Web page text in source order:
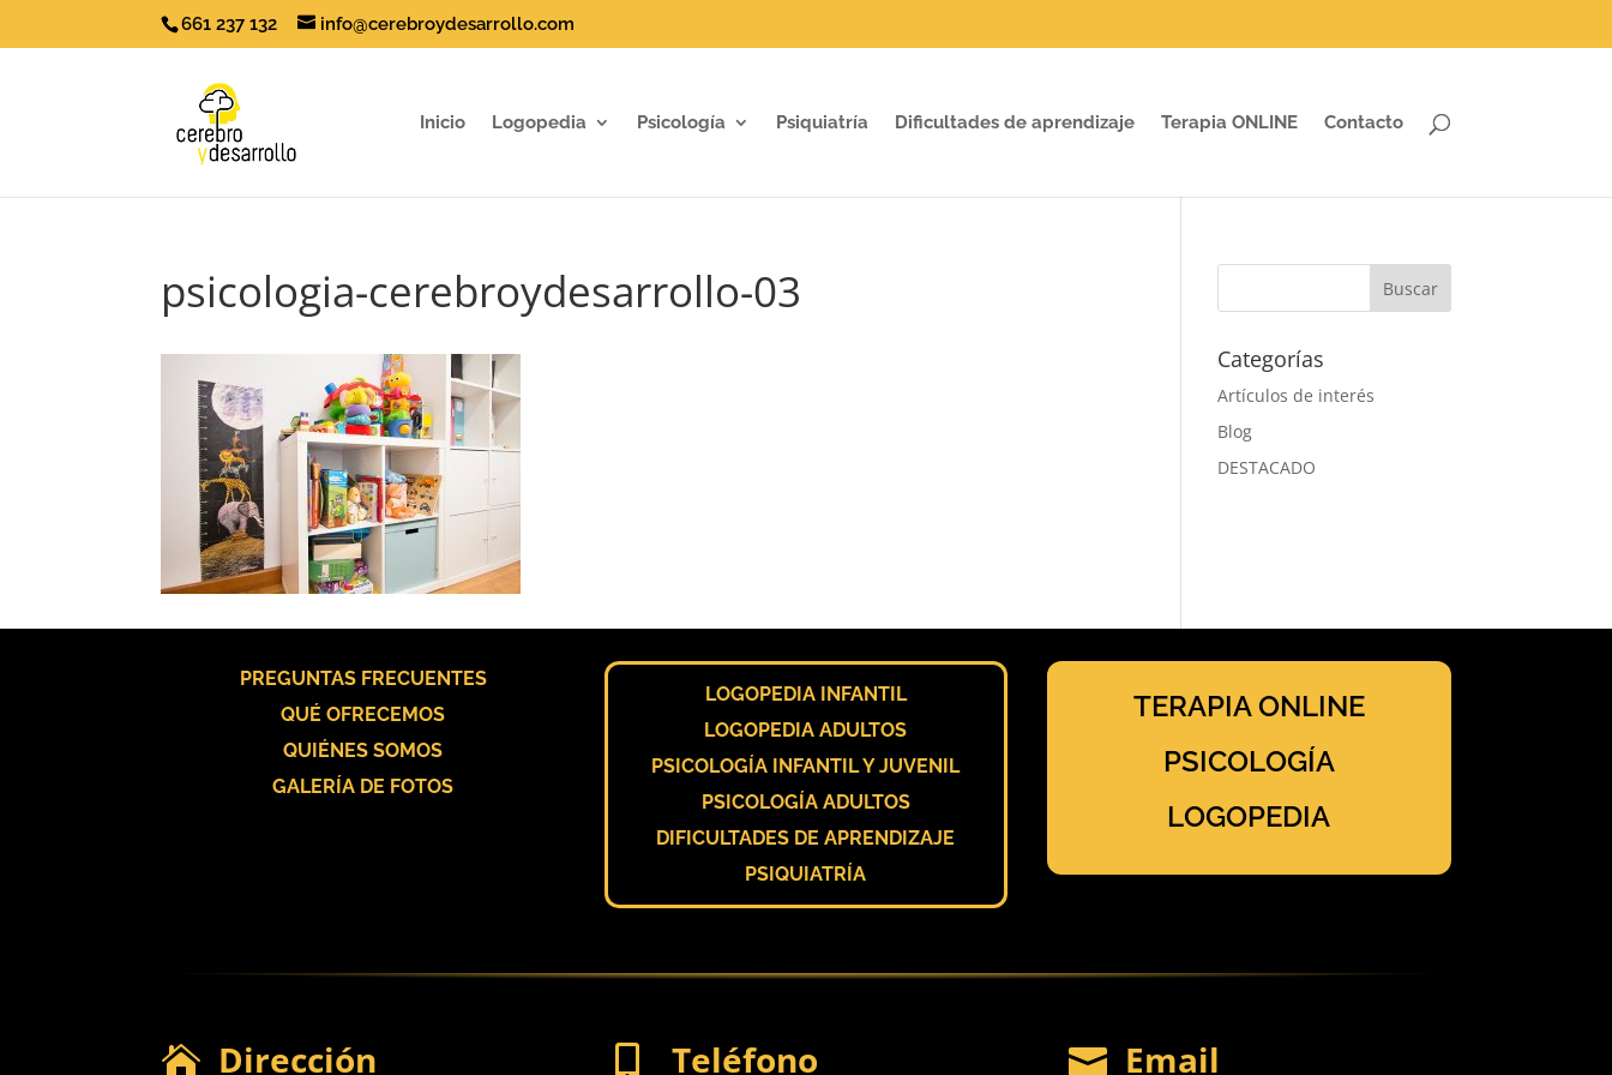
661 237 132 info@cerebroydesarrollo.com
Inicio Logopedia Psicología Psiquiatría Dificultades de aprendizaje Terapia ONLINE Contacto
psicologia-cerebroydesarrollo-03
Categorías
Artículos de interés
Blog
DESTACADO
PREGUNTAS FRECUENTES
QUÉ OFRECEMOS
QUIÉNES SOMOS
GALERÍA DE FOTOS
LOGOPEDIA INFANTIL
LOGOPEDIA ADULTOS
PSICOLOGÍA INFANTIL Y JUVENIL
PSICOLOGÍA ADULTOS
DIFICULTADES DE APRENDIZAJE
PSIQUIATRÍA
TERAPIA ONLINE
PSICOLOGÍA
LOGOPEDIA
 Dirección  Teléfono  Email